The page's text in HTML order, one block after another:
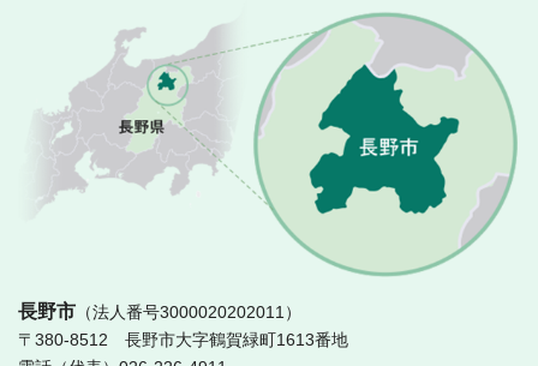
長野市 （法人番号3000020202011）
〒380-8512 長野市大字鶴賀緑町1613番地